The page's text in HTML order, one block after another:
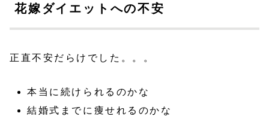
花嫁ダイエットへの不安
正直不安だらけでした。。。
本当に続けられるのかな
結婚式までに痩せれるのかな